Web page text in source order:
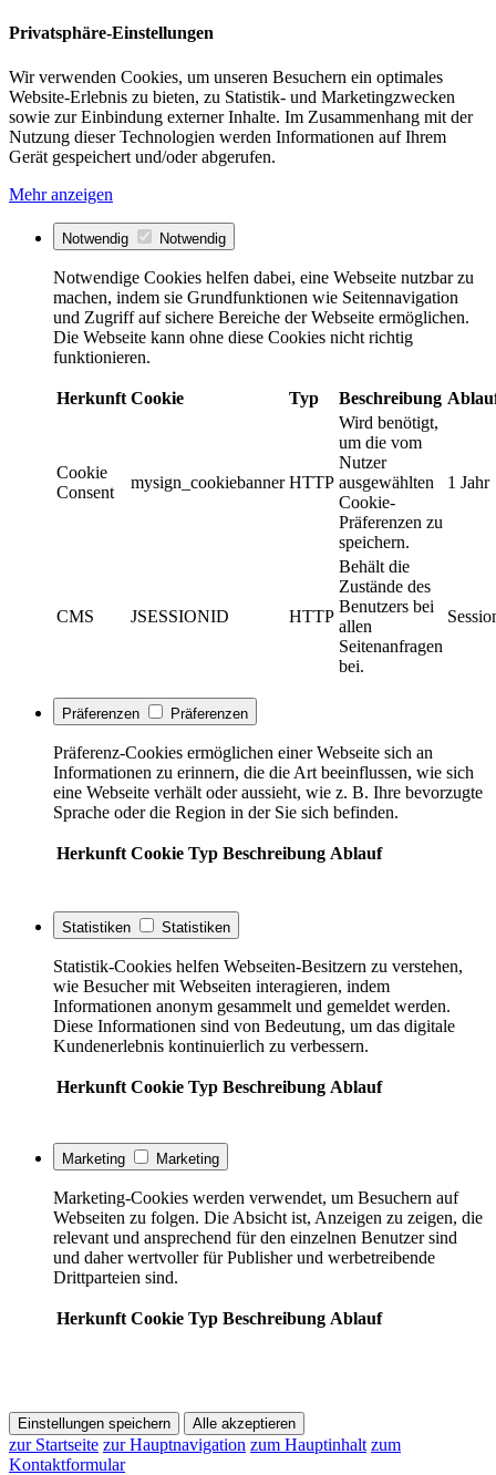
Privatsphäre-Einstellungen
Wir verwenden Cookies, um unseren Besuchern ein optimales
Website-Erlebnis zu bieten, zu Statistik- und Marketingzwecken
sowie zur Einbindung externer Inhalte. Im Zusammenhang mit der
Nutzung dieser Technologien werden Informationen auf Ihrem
Gerät gespeichert und/oder abgerufen.
Mehr anzeigen
Notwendig Notwendig
Notwendige Cookies helfen dabei, eine Webseite nutzbar zu
machen, indem sie Grundfunktionen wie Seitennavigation
und Zugriff auf sichere Bereiche der Webseite ermöglichen.
Die Webseite kann ohne diese Cookies nicht richtig
funktionieren.
Herkunft Cookie Typ Beschreibung
Cookie
Consent
mysign_cookiebanner HTTP
Wird benötigt,
um die vom
Nutzer
ausgewählten
Cookie-
Präferenzen zu
speichern.
1 Jahr
CMS JSESSIONID HTTP
Behält die
Zustände des
Benutzers bei
allen
Seitenanfragen
bei.
Präferenzen Präferenzen
Präferenz-Cookies ermöglichen einer Webseite sich an
Informationen zu erinnern, die die Art beeinflussen, wie sich
eine Webseite verhält oder aussieht, wie z. B. Ihre bevorzugte
Sprache oder die Region in der Sie sich befinden.
Herkunft Cookie Typ Beschreibung Ablauf
Statistiken Statistiken
Statistik-Cookies helfen Webseiten-Besitzern zu verstehen,
wie Besucher mit Webseiten interagieren, indem
Informationen anonym gesammelt und gemeldet werden.
Diese Informationen sind von Bedeutung, um das digitale
Kundenerlebnis kontinuierlich zu verbessern.
Herkunft Cookie Typ Beschreibung Ablauf
Marketing Marketing
Marketing-Cookies werden verwendet, um Besuchern auf
Webseiten zu folgen. Die Absicht ist, Anzeigen zu zeigen, die
relevant und ansprechend für den einzelnen Benutzer sind
und daher wertvoller für Publisher und werbetreibende
Drittparteien sind.
Herkunft Cookie Typ Beschreibung Ablauf
Einstellungen speichern Alle akzeptieren
zur Startseite zur Hauptnavigation zum Hauptinhalt zum
Kontaktformular